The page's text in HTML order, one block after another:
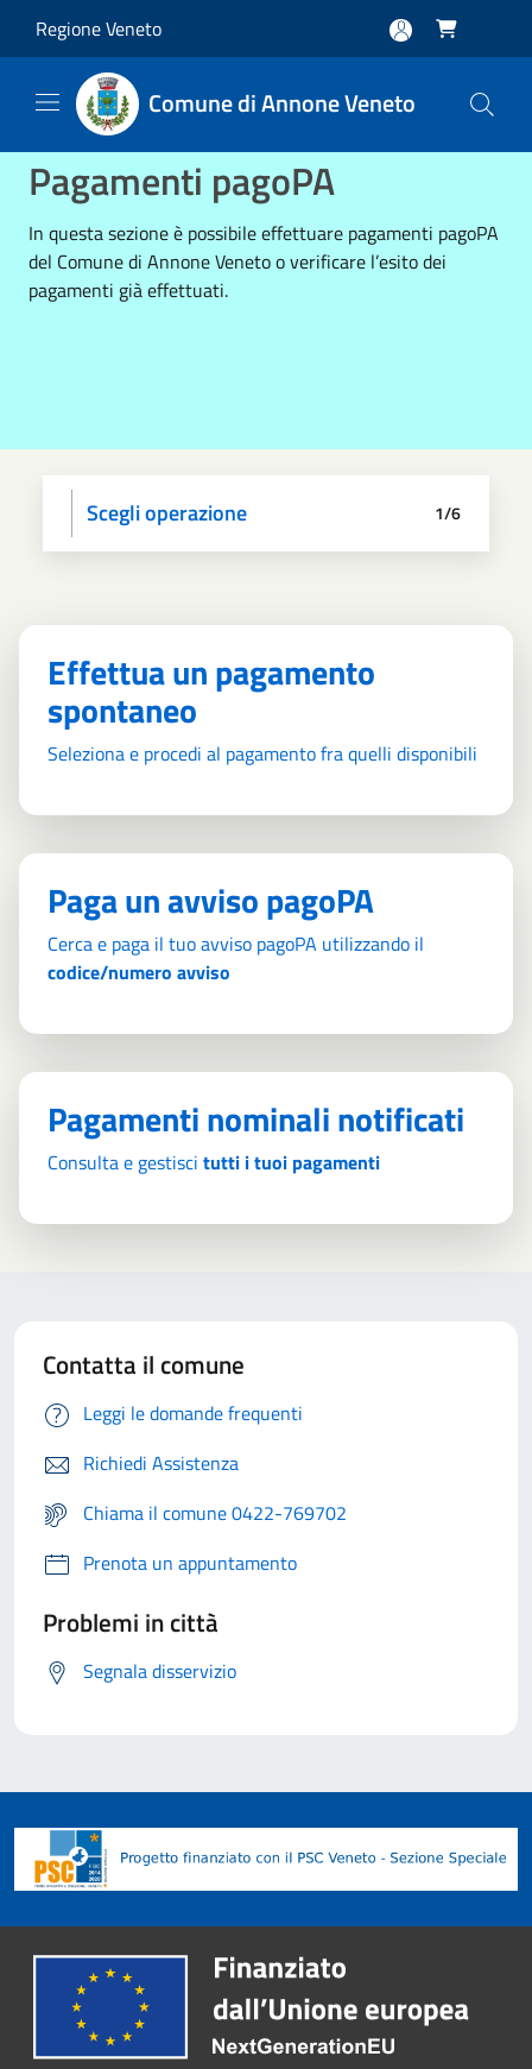
Regione Veneto 
Comune di Annone Veneto
Pagamenti pagoPA
In questa sezione è possibile effettuare pagamenti pagoPA
del Comune di Annone Veneto o verificare l’esito dei
pagamenti già effettuati.
Scegli operazione
Informativa privacy
Scegli il pagamento
Dati anagrafici
Paga
Riepilogo 1/6
Effettua un pagamento
spontaneo
Seleziona e procedi al pagamento fra quelli disponibili
Paga un avviso pagoPA
Cerca e paga il tuo avviso pagoPA utilizzando il
codice/numero avviso
Pagamenti nominali notificati
Consulta e gestisci tutti i tuoi pagamenti
Contatta il comune
Leggi le domande frequenti
Richiedi Assistenza
Chiama il comune 0422-769702
Prenota un appuntamento
Problemi in città
Segnala disservizio